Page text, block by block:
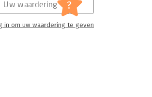
Uw waardering ?
in om uw waardering te geven